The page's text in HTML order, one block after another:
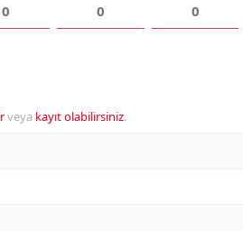
0 0 0
veya kayıt olabilirsiniz.